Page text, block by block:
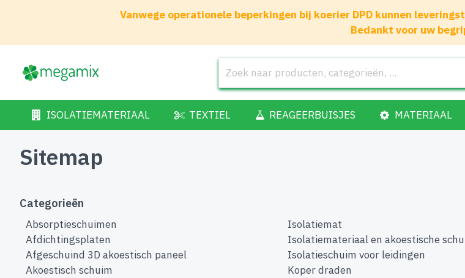
Vanwege operationele beperkingen bij koerier DPD kunnen
Bedankt voor uw
ISOLATIEMATERIAAL TEXTIEL REAGEERBUISJES MATERIAAL
Sitemap
Categorieën
Absorptieschuimen
Afdichtingsplaten
Afgeschuind 3D akoestisch paneel
Akoestisch schuim
Isolatiemat
Isolatiemateriaal en akoestische
Isolatieschuim voor leidingen
Koper draden